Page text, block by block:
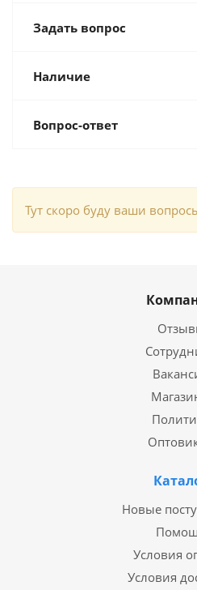
Задать вопрос
Наличие
Вопрос-ответ
Тут скоро буду ваши
Новые
Условия
Условия